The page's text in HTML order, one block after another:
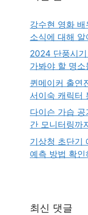
강수현 영화
소식에 대해 알
2024 단풍시
가봐야 할 명소
퀸메이커 출연
서이숙 캐릭터
다이슨 가습
간 모니터링까
기상청 초단기
예측 방법 확인
최신 댓글